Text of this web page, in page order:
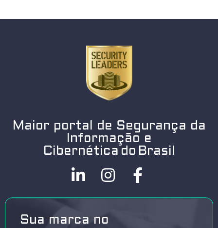
Maior portal de Segurança da
Informação e
Cibernética do Brasil
Sua marca no